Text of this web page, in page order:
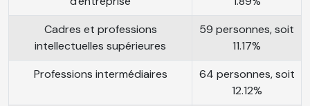
Cadres et professions
intellectuelles supérieures
59 personnes, soit
11.17%
Professions intermédiaires
64 personnes, soit
12.12%